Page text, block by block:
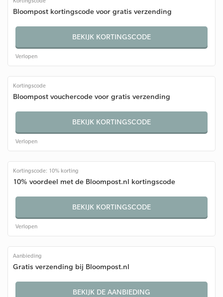
Bloompost kortingscode voor gratis verzending
BEKIJK KORTINGSCODE
Verlopen
Kortingscode
Bloompost vouchercode voor gratis verzending
BEKIJK KORTINGSCODE
Verlopen
Kortingscode: 10% korting
10% voordeel met de Bloompost.nl kortingscode
BEKIJK KORTINGSCODE
Verlopen
Aanbieding
Gratis verzending bij Bloompost.nl
BEKIJK DE AANBIEDING